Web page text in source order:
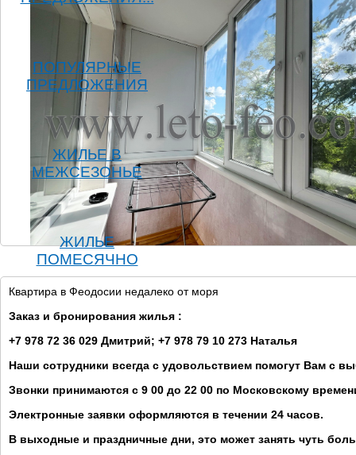
Квартира в Феодосии недалеко от моря
Заказ и бронирования жилья :
+7 978 72 36 029 Дмитрий; +7 978 79 10 273 Наталья
Наши сотрудники всегда с удовольствием помогут Вам с
Звонки принимаются с 9 00 до 22 00 по Московскому
Электронные заявки оформляются в течении 24 часов.
В выходные и праздничные дни, это может занять чуть
ПОПУЛЯРНЫЕ
ПРЕДЛОЖЕНИЯ
ЖИЛЬЕ В
МЕЖСЕЗОНЬЕ
ЖИЛЬЕ
ПОМЕСЯЧНО